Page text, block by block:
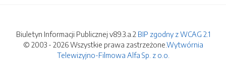
Biuletyn Informacji Publicznej v89.3.a.2 BIP zgodny z WCAG 2.1
© 2003 - 2026 Wszystkie prawa zastrzeżone.Wytwórnia
Telewizyjno-Filmowa Alfa Sp. z o.o.